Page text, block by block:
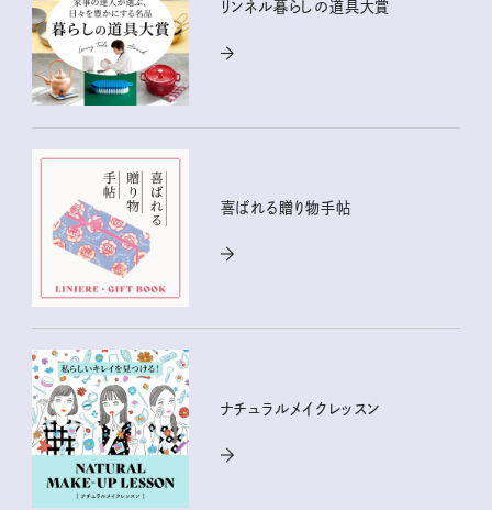
リンネル暮らしの道具大賞
喜ばれる贈り物手帖
ナチュラルメイクレッスン